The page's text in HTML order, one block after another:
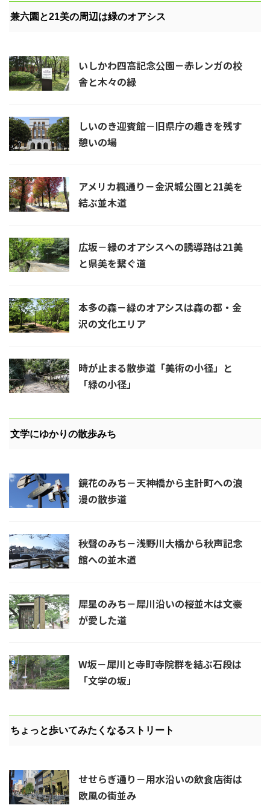
兼六園と21美の周辺は緑のオアシス
いしかわ四高記念公園－赤レンガの校
舎と木々の緑
しいのき迎賓館－旧県庁の趣きを残す
憩いの場
アメリカ楓通り－金沢城公園と21美を
結ぶ並木道
広坂－緑のオアシスへの誘導路は21美
と県美を繋ぐ道
本多の森－緑のオアシスは森の都・金
沢の文化エリア
時が止まる散歩道「美術の小径」と
「緑の小径」
文学にゆかりの散歩みち
鏡花のみち－天神橋から主計町への浪
漫の散歩道
秋聲のみち－浅野川大橋から秋声記念
館への並木道
犀星のみち－犀川沿いの桜並木は文豪
が愛した道
W坂－犀川と寺町寺院群を結ぶ石段は
「文学の坂」
ちょっと歩いてみたくなるストリート
せせらぎ通り－用水沿いの飲食店街は
欧風の街並み